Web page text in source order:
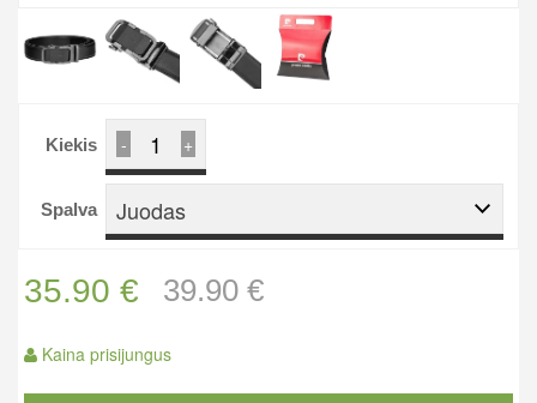
Kiekis - +
Spalva Juodas
35.90 €
Kaina prisijungus
39.90 €